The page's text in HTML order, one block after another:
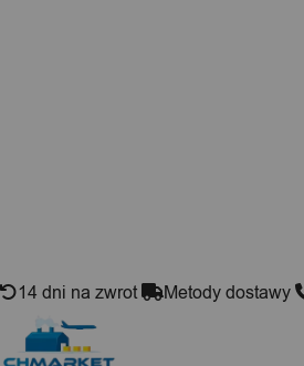
14 dni na zwrot Metody dostawy